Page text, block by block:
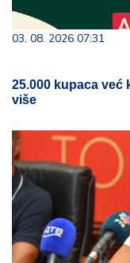
03. 08. 2026 07:31
25.000 kupaca već
više